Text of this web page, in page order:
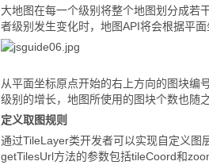
大地图在每一个级别将整个地图划分成若
者级别发生变化时，地图API将会根据平
从平面坐标原点开始的右上方向的图块编
级别的增长，地图所使用的图块个数也随之
定义取图规则
通过TileLayer类开发者可以实现自定义图
getTilesUrl方法的参数包括tileCoord和